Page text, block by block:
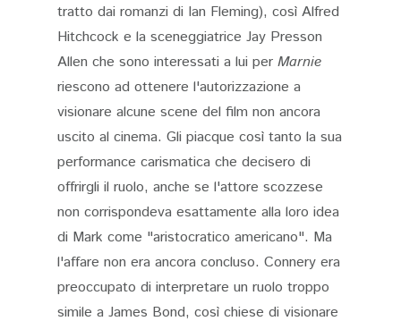
tratto dai romanzi di Ian Fleming), così Alfred
Hitchcock e la sceneggiatrice Jay Presson
Allen che sono interessati a lui per Marnie
riescono ad ottenere l'autorizzazione a
visionare alcune scene del film non ancora
uscito al cinema. Gli piacque così tanto la sua
performance carismatica che decisero di
offrirgli il ruolo, anche se l'attore scozzese
non corrispondeva esattamente alla loro idea
di Mark come "aristocratico americano". Ma
l'affare non era ancora concluso. Connery era
preoccupato di interpretare un ruolo troppo
simile a James Bond, così chiese di visionare